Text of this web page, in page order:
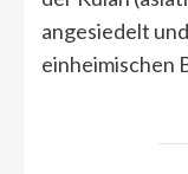
angesiedelt
einheimischen